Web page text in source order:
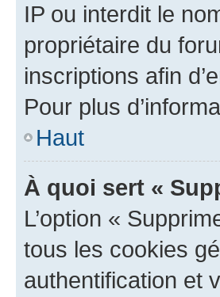
IP ou interdit le
propriétaire du
inscriptions afin
Pour plus
Haut
À quoi sert «
L’option «
tous les cookies
authentification et